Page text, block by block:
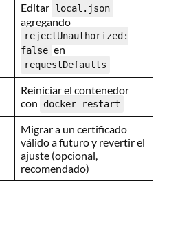
Editar local.json
agregando
rejectUnauthorized:
false en
requestDefaults
Reiniciar el contenedor
con
docker restart
Migrar a un certificado
válido a futuro y revertir el
ajuste (opcional,
recomendado)